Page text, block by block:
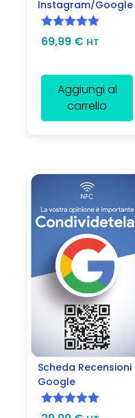
Instagram/Google
Valutato5.00
69,99 € HT
Aggiungi al
carrello
Scheda Recensioni
Google
Valutato5.00